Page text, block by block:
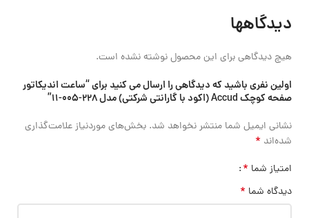
دیدگاهها
هیچ دیدگاهی برای این محصول نوشته نشده است.
اولین نفری باشید که دیدگاهی را ارسال می کنید برای “ساعت اندیکاتور
صفحه کوچک Accud (اکود با گارانتی شرکتی) مدل 228-005-11”
نشانی ایمیل شما منتشر نخواهد شد. بخش‌های موردنیاز علامت‌گذاری
شده‌اند *
امتیاز شما *
دیدگاه شما *